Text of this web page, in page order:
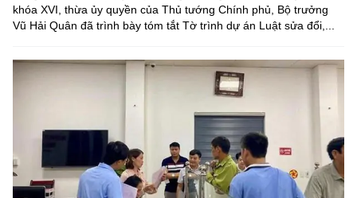
khóa XVI, thừa ủy quyền của Thủ tướng Chính phủ, Bộ trưởng
Vũ Hải Quân đã trình bày tóm tắt Tờ trình dự án Luật sửa đổi,...